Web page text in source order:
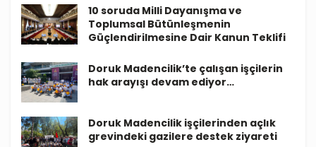
10 soruda Milli Dayanışma ve
Toplumsal Bütünleşmenin
Güçlendirilmesine Dair Kanun Teklifi
Doruk Madencilik’te çalışan işçilerin
hak arayışı devam ediyor…
Doruk Madencilik işçilerinden açlık
grevindeki gazilere destek ziyareti